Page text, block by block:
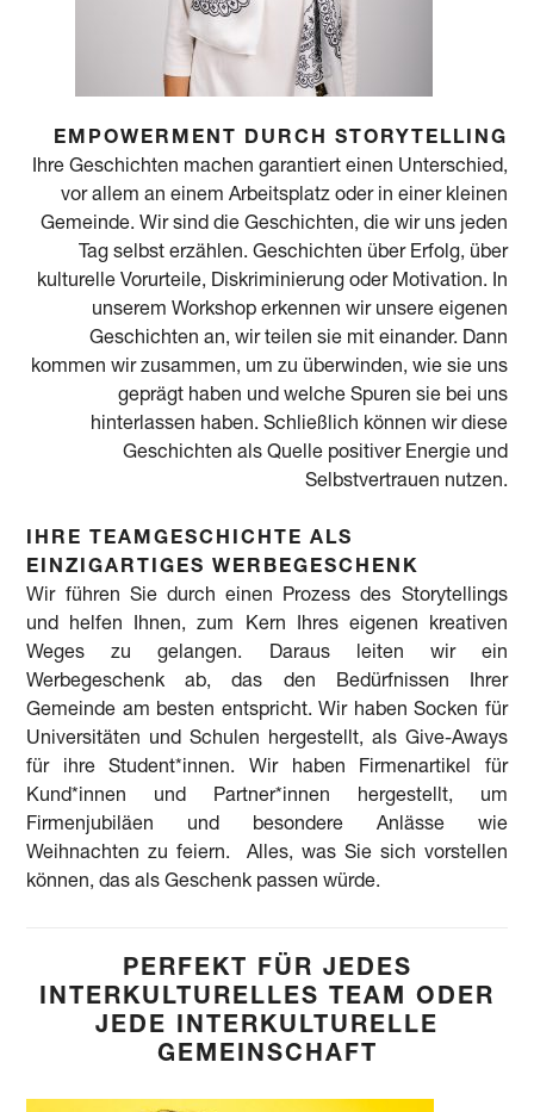
EMPOWERMENT DURCH STORYTELLING
Ihre Geschichten machen garantiert einen Unterschied,
vor allem an einem Arbeitsplatz oder in einer kleinen
Gemeinde. Wir sind die Geschichten, die wir uns jeden
Tag selbst erzählen. Geschichten über Erfolg, über
kulturelle Vorurteile, Diskriminierung oder Motivation. In
unserem Workshop erkennen wir unsere eigenen
Geschichten an, wir teilen sie mit einander. Dann
kommen wir zusammen, um zu überwinden, wie sie uns
geprägt haben und welche Spuren sie bei uns
hinterlassen haben. Schließlich können wir diese
Geschichten als Quelle positiver Energie und
Selbstvertrauen nutzen.
IHRE TEAMGESCHICHTE ALS
EINZIGARTIGES WERBEGESCHENK
Wir führen Sie durch einen Prozess des Storytellings
und helfen Ihnen, zum Kern Ihres eigenen kreativen
Weges zu gelangen. Daraus leiten wir ein
Werbegeschenk ab, das den Bedürfnissen Ihrer
Gemeinde am besten entspricht. Wir haben Socken für
Universitäten und Schulen hergestellt, als Give-Aways
für ihre Student*innen. Wir haben Firmenartikel für
Kund*innen und Partner*innen hergestellt, um
Firmenjubiläen und besondere Anlässe wie
Weihnachten zu feiern. Alles, was Sie sich vorstellen
können, das als Geschenk passen würde.
PERFEKT FÜR JEDES
INTERKULTURELLES TEAM ODER
JEDE INTERKULTURELLE
GEMEINSCHAFT